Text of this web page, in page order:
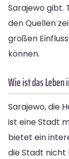
Sarajewo gibt.
den Quellen
großen
können.
Wie ist das Leben
Sarajewo, die
ist eine Stadt
bietet ein
die Stadt nicht